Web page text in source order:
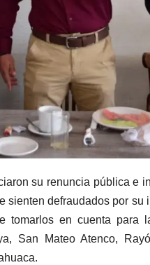
su renuncia pública e
sienten defraudados por
en cuenta para
San Mateo Atenco,